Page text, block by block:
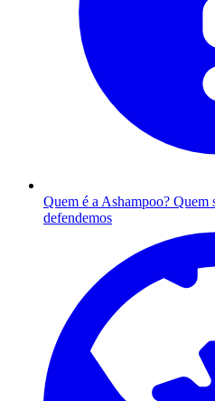
Quem é a Ashampoo? Quem
defendemos